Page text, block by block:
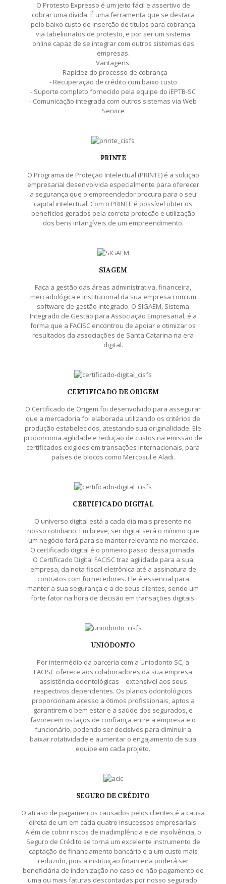
O Protesto Expresso é um jeito fácil e assertivo de
cobrar uma dívida. É uma ferramenta que se destaca
pelo baixo custo de inserção de títulos para cobrança
via tabelionatos de protesto, e por ser um sistema
online capaz de se integrar com outros sistemas das
empresas.
Vantagens:
- Rapidez do processo de cobrança
- Recuperação de crédito com baixo custo
- Suporte completo fornecido pela equipe do iEPTB-SC
- Comunicação integrada com outros sistemas via Web
Service
PRINTE
O Programa de Proteção Intelectual (PRINTE) é a solução
empresarial desenvolvida especialmente para oferecer
a segurança que o empreendedor procura para o seu
capital intelectual. Com o PRINTE é possível obter os
benefícios gerados pela correta proteção e utilização
dos bens intangíveis de um empreendimento.
SIAGEM
Faça a gestão das áreas administrativa, financeira,
mercadológica e institucional da sua empresa com um
software de gestão integrado. O SIGAEM, Sistema
Integrado de Gestão para Associação Empresarial, é a
forma que a FACISC encontrou de apoiar e otimizar os
resultados da associações de Santa Catarina na era
digital.
CERTIFICADO DE ORIGEM
O Certificado de Origem foi desenvolvido para assegurar
que a mercadoria foi elaborada utilizando os critérios de
produção estabelecidos, atestando sua originalidade. Ele
proporciona agilidade e redução de custos na emissão de
certificados exigidos em transações internacionais, para
países de blocos como Mercosul e Aladi.
CERTIFICADO DIGITAL
O universo digital está a cada dia mais presente no
nosso cotidiano. Em breve, ser digital será o mínimo que
um negócio fará para se manter relevante no mercado.
O certificado digital é o primeiro passo dessa jornada.
O Certificado Digital FACISC traz agilidade para a sua
empresa, da nota fiscal eletrônica até a assinatura de
contratos com fornecedores. Ele é essencial para
manter a sua segurança e a de seus clientes, sendo um
forte fator na hora de decisão em transações digitais.
UNIODONTO
Por intermédio da parceria com a Uniodonto SC, a
FACISC oferece aos colaboradores da sua empresa
assistência odontológicas – extensível aos seus
respectivos dependentes. Os planos odontológicos
proporcionam acesso a ótimos profissionais, aptos a
garantirem o bem estar e a saúde dos segurados, e
favorecem os laços de confiança entre a empresa e o
funcionário, podendo ser decisivos para diminuir a
baixar rotatividade e aumentar o engajamento de sua
equipe em cada projeto.
SEGURO DE CRÉDITO
O atraso de pagamentos causados pelos clientes é a causa
direta de um em cada quatro insucessos empresariais.
Além de cobrir riscos de inadimplência e de insolvência, o
Seguro de Crédito se torna um excelente instrumento de
captação de financiamento bancário e a um custo mais
reduzido, pois a instituição financeira poderá ser
beneficiária de indenização no caso de não pagamento de
uma ou mais faturas descontadas por nosso segurado.